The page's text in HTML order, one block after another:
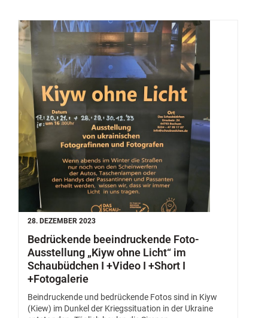
28. DEZEMBER 2023
Bedrückende beeindruckende Foto-
Ausstellung „Kiyw ohne Licht“ im
Schaubüdchen I +Video I +Short I
+Fotogalerie
Beindruckende und bedrückende Fotos sind in Kiyw
(Kiew) im Dunkel der Kriegssituation in der Ukraine